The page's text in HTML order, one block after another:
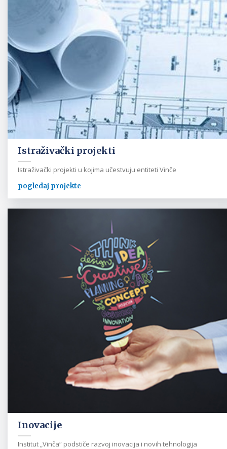
Istraživački projekti
Istraživački projekti u kojima učestvuju entiteti Vinče
pogledaj projekte
Inovacije
Institut „Vinča“ podstiče razvoj inovacija i novih tehnologija